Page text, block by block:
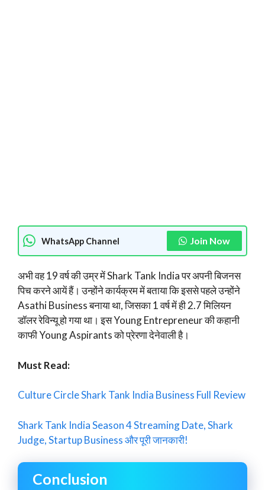
WhatsApp Channel Join Now
अभी वह 19 वर्ष की उम्र में Shark Tank India पर अपनी बिजनस
पिच करने आयें हैं। उन्होंने कार्यक्रम में बताया कि इससे पहले उन्होंने
Asathi Business बनाया था, जिसका 1 वर्ष में ही 2.7 मिलियन
डॉलर रेविन्यू हो गया था। इस Young Entrepreneur की कहानी
काफी Young Aspirants को प्रेरणा देनेवाली है।
Must Read:
Culture Circle Shark Tank India Business Full Review
Shark Tank India Season 4 Streaming Date, Shark
Judge, Startup Business और पूरी जानकारी!
Conclusion